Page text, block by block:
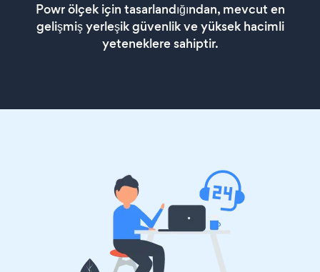
Powr ölçek için tasarlandığından, mevcut en
gelişmiş yerleşik güvenlik ve yüksek hacimli
yeteneklere sahiptir.